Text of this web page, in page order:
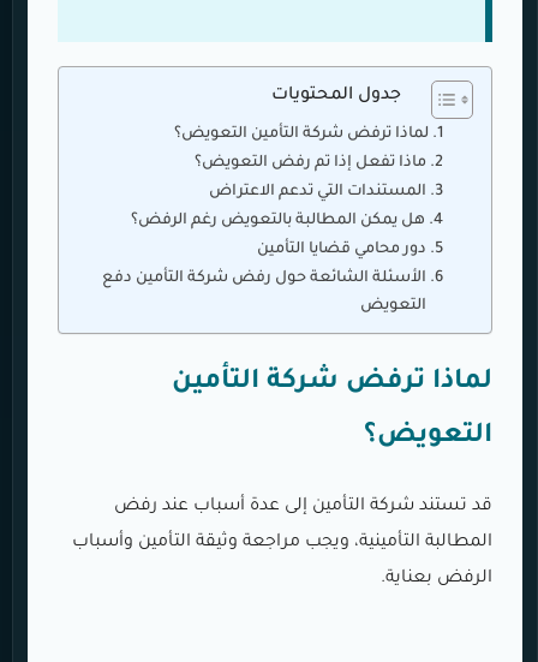
جدول المحتويات
لماذا ترفض شركة التأمين التعويض؟
ماذا تفعل إذا تم رفض التعويض؟
المستندات التي تدعم الاعتراض
هل يمكن المطالبة بالتعويض رغم الرفض؟
دور محامي قضايا التأمين
الأسئلة الشائعة حول رفض شركة التأمين دفع
التعويض
لماذا ترفض شركة التأمين
التعويض؟
قد تستند شركة التأمين إلى عدة أسباب عند رفض
المطالبة التأمينية، ويجب مراجعة وثيقة التأمين وأسباب
الرفض بعناية.